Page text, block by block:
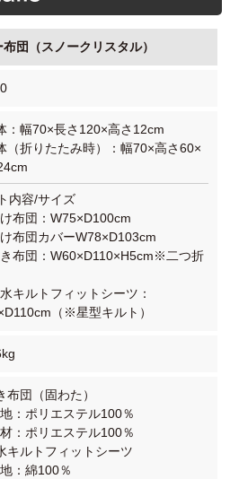
団（スノークリスタル）
：幅70×長さ120×高さ12cm
（折りたたみ時）：幅70×高さ60×
内容/サイズ
け布団：W75×D100cm
け布団カバーW78×D103cm
き布団：W60×D110×H5cm※二つ折
水キルトフィットシーツ：
（※星型キルト）
布団（固わた）
地：ポリエステル100％
材：ポリエステル100％
キルトフィットシーツ
地：綿100％